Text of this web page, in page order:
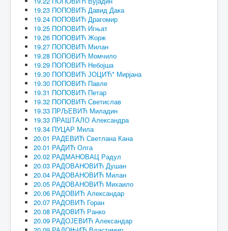
19.23 ПОПОВИЋ Давид Дака
19.24 ПОПОВИЋ Драгомир
19.25 ПОПОВИЋ Игњат
19.26 ПОПОВИЋ Жорж
19.27 ПОПОВИЋ Милан
19.28 ПОПОВИЋ Момчило
19.29 ПОПОВИЋ Небојша
19.30 ПОПОВИЋ ЈОЦИЋ* Мирјана
19.30 ПОПОВИЋ Павле
19.31 ПОПОВИЋ Петар
19.32 ПОПОВИЋ Светислав
19.33 ПРЉЕВИЋ Миладин
19.33 ПРАШТАЛО Александра
19.34 ПУЦАР Мила
20.01 РАДЕВИЋ Светлана Кана
20.01 РАДИЋ Олга
20.02 РАДМАНОВАЦ Радул
20.03 РАДОВАНОВИЋ Душан
20.04 РАДОВАНОВИЋ Милан
20.05 РАДОВАНОВИЋ Михаило
20.06 РАДОВИЋ Александар
20.07 РАДОВИЋ Горан
20.08 РАДОВИЋ Ранко
20.09 РАДОЈЕВИЋ Александар